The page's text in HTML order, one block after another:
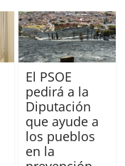
El PSOE
pedirá a la
Diputación
que ayude a
los pueblos
en la